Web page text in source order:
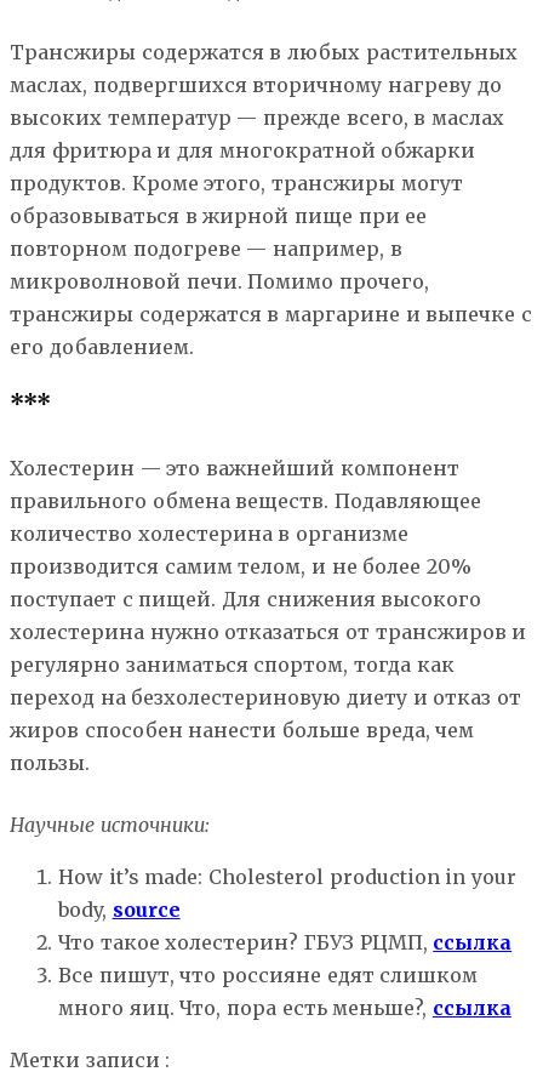
Трансжиры содержатся в любых растительных
маслах, подвергшихся вторичному нагреву до
высоких температур — прежде всего, в маслах
для фритюра и для многократной обжарки
продуктов. Кроме этого, трансжиры могут
образовываться в жирной пище при ее
повторном подогреве — например, в
микроволновой печи. Помимо прочего,
трансжиры содержатся в маргарине и выпечке с
его добавлением.
***
Холестерин — это важнейший компонент
правильного обмена веществ. Подавляющее
количество холестерина в организме
производится самим телом, и не более 20%
поступает с пищей. Для снижения высокого
холестерина нужно отказаться от трансжиров и
регулярно заниматься спортом, тогда как
переход на безхолестериновую диету и отказ от
жиров способен нанести больше вреда, чем
пользы.
Научные источники:
How it’s made: Cholesterol production in your
body, source
Что такое холестерин? ГБУЗ РЦМП, ссылка
Все пишут, что россияне едят слишком
много яиц. Что, пора есть меньше?, ссылка
Метки записи :